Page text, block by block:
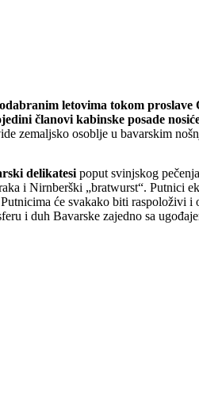
letovima tokom
članovi kabinske posade
zemaljsko osoblje u bavarskim
delikatesi poput svinjskog
i Nirnberški „bratwurst“.
će svakako biti
i duh Bavarske zajedno sa